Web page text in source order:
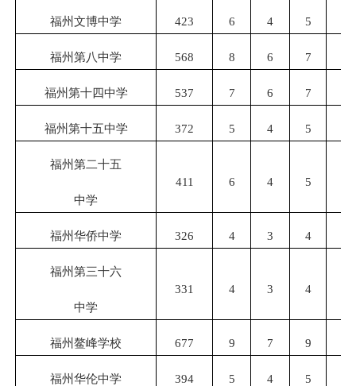
福州文博中学 423 6 4 5
福州第八中学 568 8 6 7
福州第十四中学 537 7 6 7
福州第十五中学 372 5 4 5
福州第二十五
中学
411 6 4 5
福州华侨中学 326 4 3 4
福州第三十六
中学
331 4 3 4
福州鳌峰学校 677 9 7 9
福州华伦中学 394 5 4 5